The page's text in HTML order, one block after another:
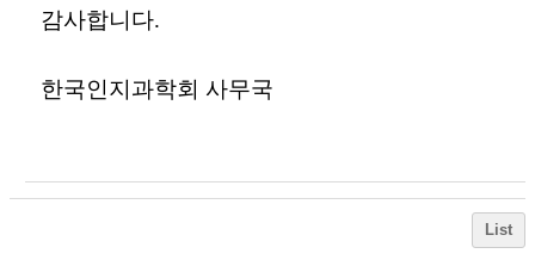
감사합니다.
한국인지과학회 사무국
List